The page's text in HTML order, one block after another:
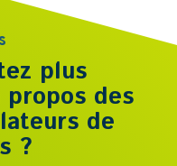
plus
propos des
de
?